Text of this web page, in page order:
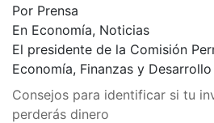
Por Prensa
En Economía, Noticias
El presidente de la Comisión
Economía, Finanzas y Desarrollo
Consejos para identificar si tu
perderás dinero